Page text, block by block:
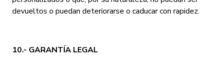
devueltos o puedan deteriorarse o caducar con rapidez.
10.- GARANTÍA LEGAL